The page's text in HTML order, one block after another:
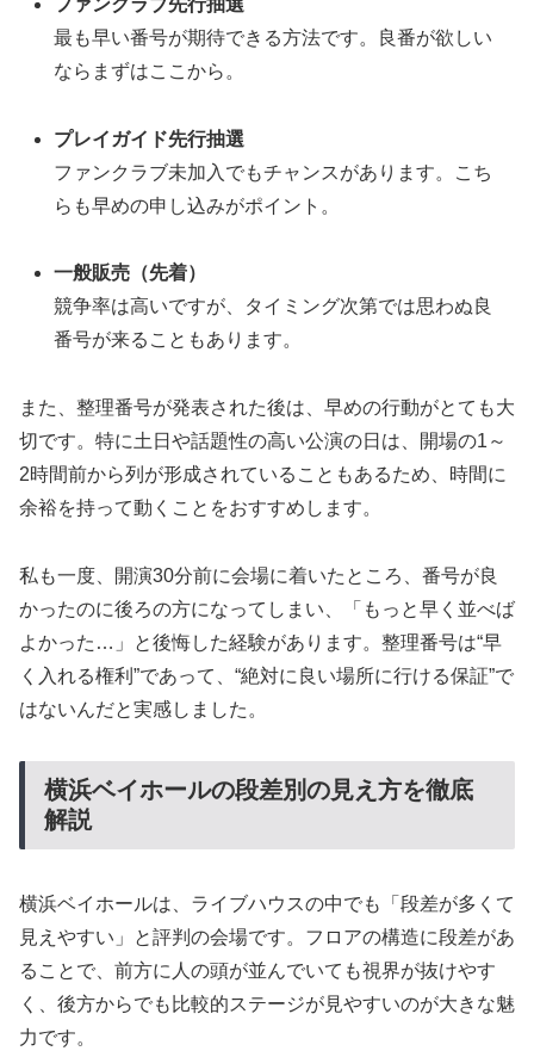
最も早い番号が期待できる方法です。良番が欲しい
ならまずはここから。
プレイガイド先行抽選
ファンクラブ未加入でもチャンスがあります。こち
らも早めの申し込みがポイント。
一般販売（先着）
競争率は高いですが、タイミング次第では思わぬ良
番号が来ることもあります。
また、整理番号が発表された後は、早めの行動がとても大
切です。特に土日や話題性の高い公演の日は、開場の1～
2時間前から列が形成されていることもあるため、時間に
余裕を持って動くことをおすすめします。
私も一度、開演30分前に会場に着いたところ、番号が良
かったのに後ろの方になってしまい、「もっと早く並べば
よかった…」と後悔した経験があります。整理番号は“早
く入れる権利”であって、“絶対に良い場所に行ける保証”で
はないんだと実感しました。
横浜ベイホールの段差別の見え方を徹底
解説
横浜ベイホールは、ライブハウスの中でも「段差が多くて
見えやすい」と評判の会場です。フロアの構造に段差があ
ることで、前方に人の頭が並んでいても視界が抜けやす
く、後方からでも比較的ステージが見やすいのが大きな魅
力です。